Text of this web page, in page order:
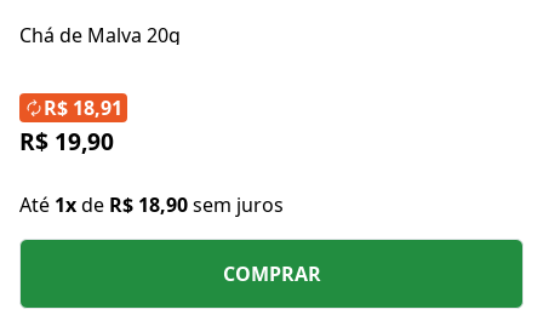
Chá de Malva 20g
R$ 19,90
Até 1xde R$ 18,90sem juros
R$ 18,91
COMPRAR